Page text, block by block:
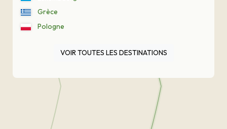
Grèce
Pologne
VOIR TOUTES LES DESTINATIONS